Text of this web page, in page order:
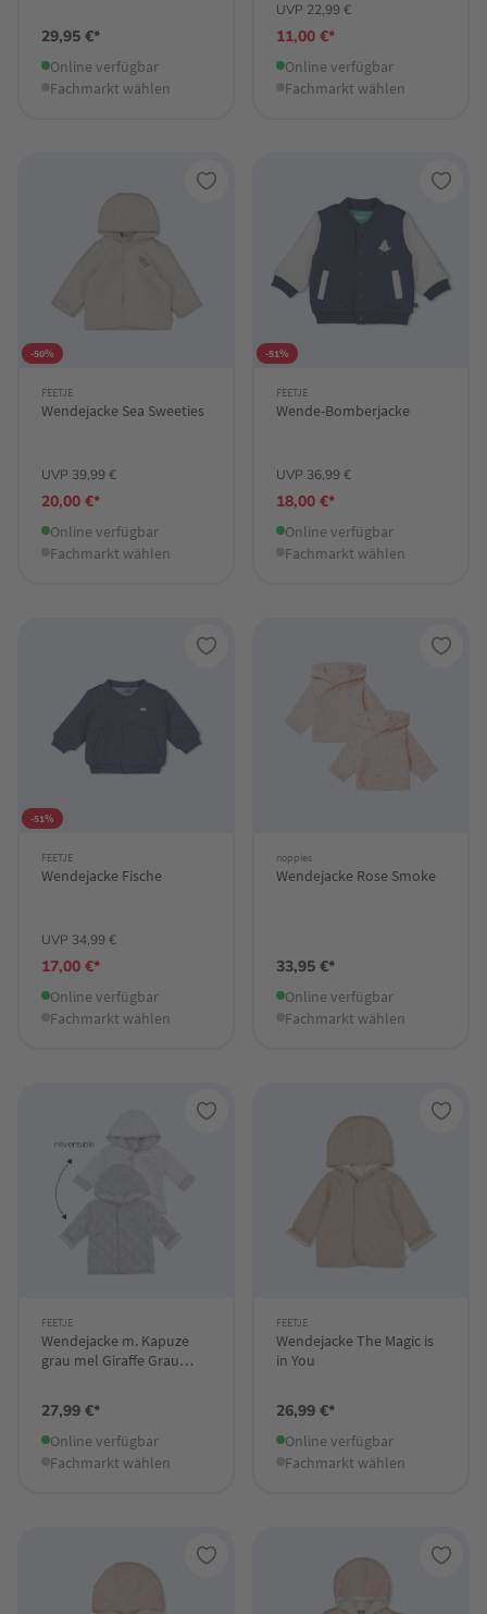
29,95 €*
Online verfügbar
Fachmarkt wählen
UVP 22,99 €
11,00 €*
Online verfügbar
Fachmarkt wählen
-50%
FEETJE
Wendejacke Sea Sweeties
UVP 39,99 €
20,00 €*
Online verfügbar
Fachmarkt wählen
-51%
FEETJE
Wende-Bomberjacke
UVP 36,99 €
18,00 €*
Online verfügbar
Fachmarkt wählen
-51%
FEETJE
Wendejacke Fische
UVP 34,99 €
17,00 €*
Online verfügbar
Fachmarkt wählen
noppies
Wendejacke Rose Smoke
33,95 €*
Online verfügbar
Fachmarkt wählen
FEETJE
Wendejacke m. Kapuze
grau mel Giraffe Grau
27,99 €*
Online verfügbar
Fachmarkt wählen
FEETJE
Wendejacke The Magic is
in You
26,99 €*
Online verfügbar
Fachmarkt wählen